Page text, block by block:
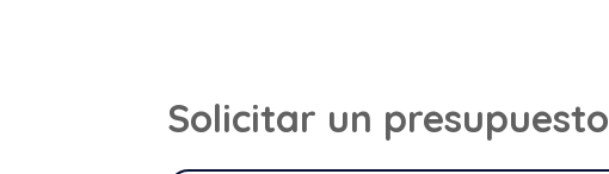
Solicitar un presupuesto